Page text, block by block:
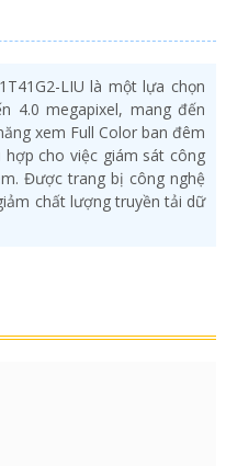
LIU là một lựa chọn
4.0 megapixel, mang đến
xem Full Color ban đêm
cho việc giám sát công
Được trang bị công nghệ
chất lượng truyền tải dữ